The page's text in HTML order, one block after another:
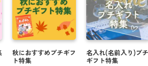
菓子もオリジナルパッケージで楽し
も写真入り敬老の日ギフトで顔見せ
秋におすすめプチギフ
ト特集
名入れ(名前入り)プチ
ギフト特集